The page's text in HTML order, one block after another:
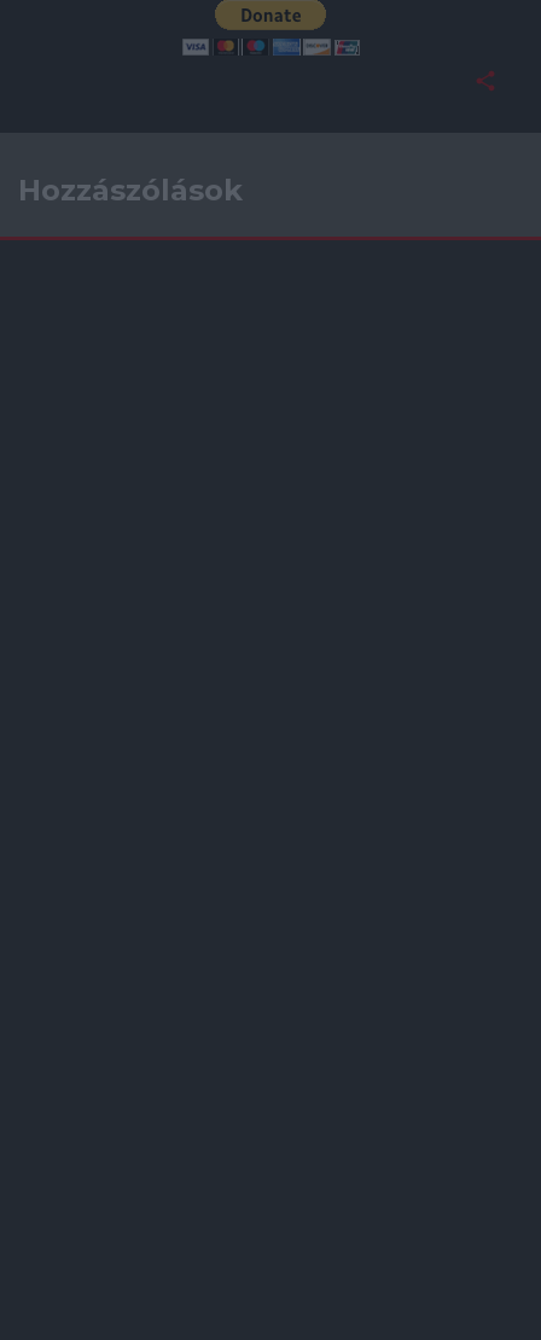
Hozzászólások